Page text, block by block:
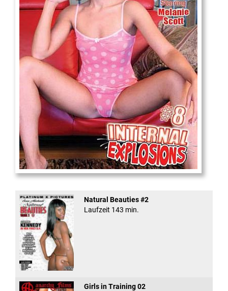
Internal Explosionen
Natural Beauties #2
Laufzeit 143 min.
Girls in Training 02